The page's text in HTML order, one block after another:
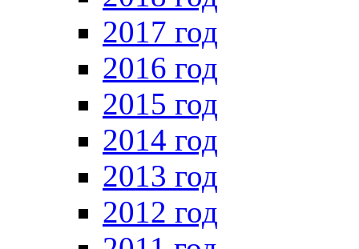
2017 год
2016 год
2015 год
2014 год
2013 год
2012 год